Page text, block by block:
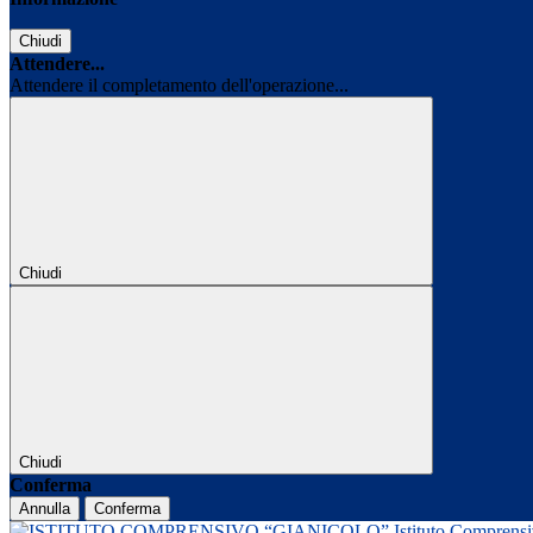
Chiudi
Attendere...
Attendere il completamento dell'operazione...
Chiudi
Chiudi
Conferma
Annulla Conferma